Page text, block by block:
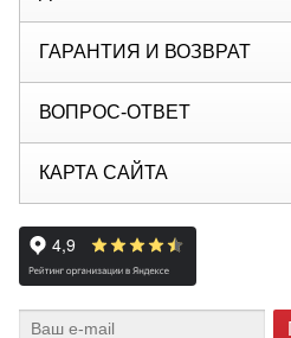
ГАРАНТИЯ И ВОЗВРАТ
ВОПРОС-ОТВЕТ
КАРТА САЙТА